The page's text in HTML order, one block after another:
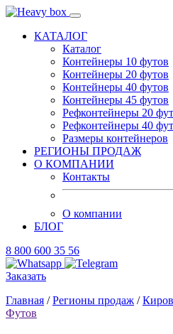
КАТАЛОГ
Каталог
Контейнеры 10 футов
Контейнеры 20 футов
Контейнеры 40 футов
Контейнеры 45 футов
Рефконтейнеры 20
Рефконтейнеры 40
Размеры контейнеров
РЕГИОНЫ ПРОДАЖ
О КОМПАНИИ
Контакты
О компании
БЛОГ
8 800 600 35 56
Заказать
Главная /Регионы продаж /Киров
Футов